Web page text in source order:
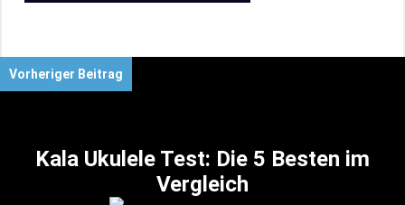
Vorheriger Beitrag
Kala Ukulele Test: Die 5 Besten im
Vergleich